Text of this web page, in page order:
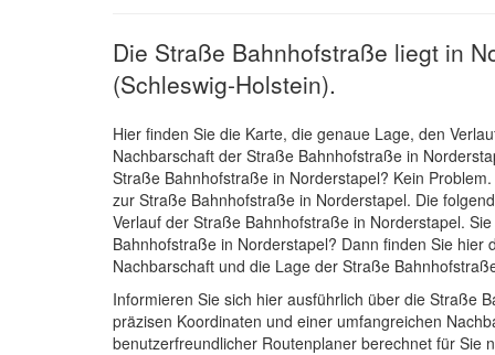
Die Straße Bahnhofstraße liegt in
(Schleswig-Holstein).
Hier finden Sie die Karte, die genaue Lage, den
Nachbarschaft der Straße Bahnhofstraße in
Straße Bahnhofstraße in Norderstapel? Kein
zur Straße Bahnhofstraße in Norderstapel. Die
Verlauf der Straße Bahnhofstraße in Norderstapel.
Bahnhofstraße in Norderstapel? Dann finden Sie hier
Nachbarschaft und die Lage der Straße
Informieren Sie sich hier ausführlich über die Straße
präzisen Koordinaten und einer umfangreichen
benutzerfreundlicher Routenplaner berechnet für Sie